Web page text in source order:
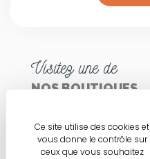
Visitez une de
NOS BOUTIQUES
Ce site utilise des cookies et
vous donne le contrôle sur
ceux que vous souhaitez